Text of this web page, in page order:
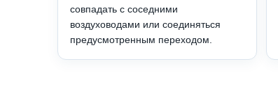
совпадать с соседними
воздуховодами или соединяться
предусмотренным переходом.